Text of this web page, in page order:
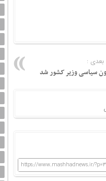
بعدی :
سیاسی وزیر کشور شد
https://www.mashhadnews.ir/